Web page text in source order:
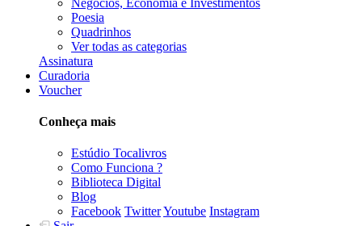
Poesia
Quadrinhos
Ver todas as categorias
Assinatura
Curadoria
Voucher
Conheça mais
Estúdio Tocalivros
Como Funciona ?
Biblioteca Digital
Blog
Facebook TwitterYoutube Instagram